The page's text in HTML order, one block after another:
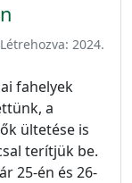
2024.
fahelyek
a
ültetése is
terítjük be.
25-én és 26-